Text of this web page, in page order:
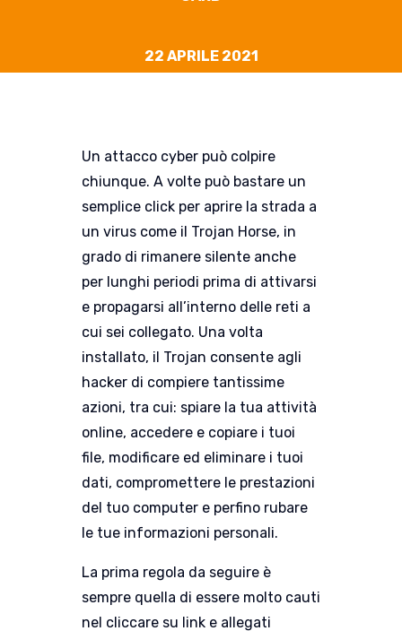
22 APRILE 2021
Un attacco cyber può colpire
chiunque. A volte può bastare un
semplice click per aprire la strada a
un virus come il Trojan Horse, in
grado di rimanere silente anche
per lunghi periodi prima di attivarsi
e propagarsi all’interno delle reti a
cui sei collegato. Una volta
installato, il Trojan consente agli
hacker di compiere tantissime
azioni, tra cui: spiare la tua attività
online, accedere e copiare i tuoi
file, modificare ed eliminare i tuoi
dati, compromettere le prestazioni
del tuo computer e perfino rubare
le tue informazioni personali.
La prima regola da seguire è
sempre quella di essere molto cauti
nel cliccare su link e allegati